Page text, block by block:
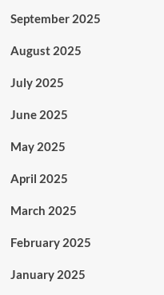
September 2025
August 2025
July 2025
June 2025
May 2025
April 2025
March 2025
February 2025
January 2025